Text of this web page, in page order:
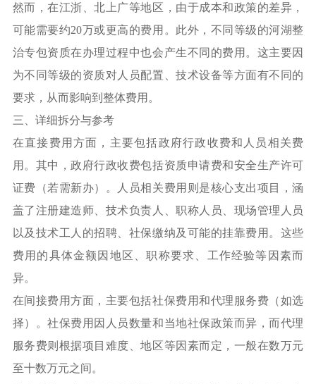
然而，在江浙、北上广等地区，由于成本和政策的差异，
可能需要约20万或更高的费用。此外，不同等级的河湖整
治专包资质在办理过程中也会产生不同的费用。这主要因
为不同等级的资质对人员配置、技术设备等方面有不同的
要求，从而影响到整体费用。
三、详细拆分与参考
在直接费用方面，主要包括政府行政收费和人员相关费
用。其中，政府行政收费包括资质申请费和安全生产许可
证费（若需新办）。人员相关费用则是核心支出项目，涵
盖了注册建造师、技术负责人、职称人员、现场管理人员
以及技术工人的招聘、社保缴纳及可能的挂靠费用。这些
费用的具体金额因地区、职称要求、工作经验等因素而
异。
在间接费用方面，主要包括社保费用和代理服务费（如选
择）。社保费用因人员数量和当地社保政策而异，而代理
服务费则根据项目难度、地区等因素而定，一般在数万元
至十数万元之间。